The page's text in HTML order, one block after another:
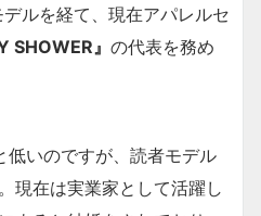
ルを経て、現在アパレルセ
SHOWER』 の代表を務め
低いのですが、読者モデル
現在は実業家として活躍し